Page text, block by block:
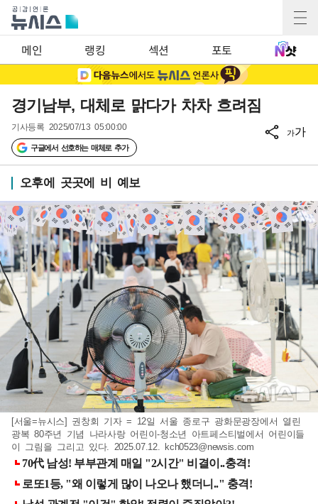
메인 랭킹 섹션 포토
경기남부, 대체로 맑다가 차차 흐려짐
기사등록 2025/07/13 05:00:00
구글에서 선호하는 매체로 추가
가가
오후에 곳곳에 비 예보
[서울=뉴시스] 권창회 기자 = 12일 서울 종로구 광화문광장에서 열린
광복 80주년 기념 나라사랑 어린이-청소년 아트페스티벌에서 어린이들
이 그림을 그리고 있다. 2025.07.12. kch0523@newsis.com